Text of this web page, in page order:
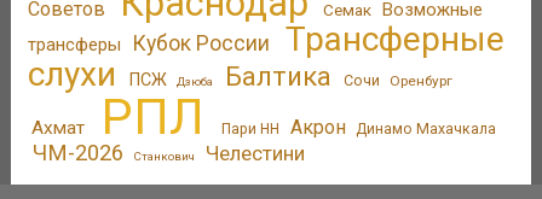
Советов
Семак Возможные
трансферы
Кубок России
Трансферные
слухи
ПСЖ Дзюба Балтика Сочи Оренбург
Ахмат РПЛ Пари НН Акрон Динамо Махачкала
ЧМ-2026 Станкович Челестини